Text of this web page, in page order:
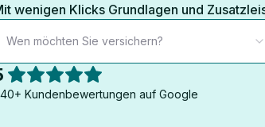
wenigen Klicks Grundlagen und
Wen möchten Sie versichern?
Kundenbewertungen auf Google